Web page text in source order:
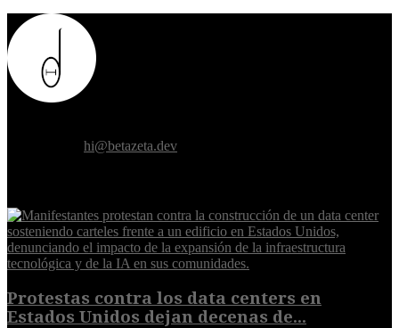
hi@betazeta.dev
Protestas contra los data centers en
Estados Unidos dejan decenas de...